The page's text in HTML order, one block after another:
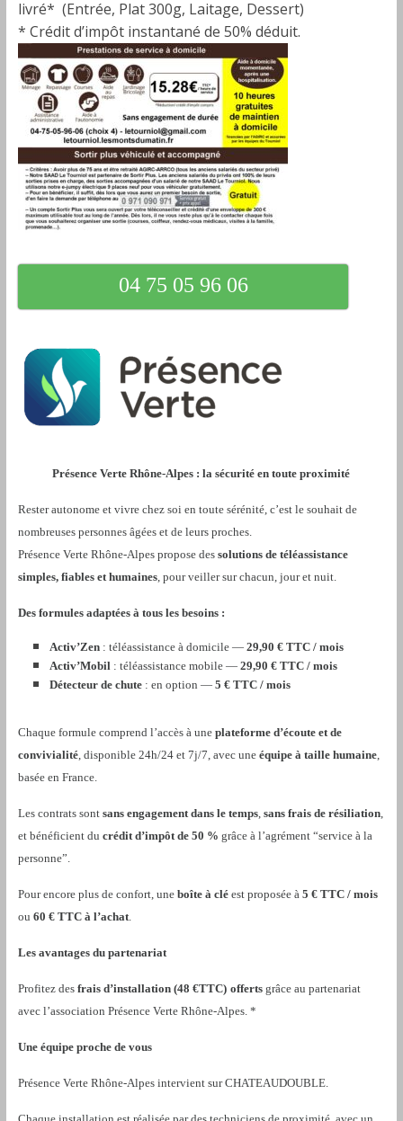
livré* (Entrée, Plat 300g, Laitage, Dessert)
* Crédit d’impôt instantané de 50% déduit.
04 75 05 96 06
Présence Verte Rhône-Alpes : la sécurité en toute proximité
Rester autonome et vivre chez soi en toute sérénité, c’est le souhait de
nombreuses personnes âgées et de leurs proches.
Présence Verte Rhône-Alpes propose des solutions de téléassistance
simples, fiables et humaines, pour veiller sur chacun, jour et nuit.
Des formules adaptées à tous les besoins :
Activ’Zen: téléassistance à domicile — 29,90 € TTC / mois
Activ’Mobil : téléassistance mobile — 29,90 € TTC / mois
Détecteur de chute: en option — 5 € TTC / mois
Chaque formule comprend l’accès à une plateforme d’écoute et de
convivialité, disponible 24h/24 et 7j/7, avec une équipe à taille humaine,
basée en France.
Les contrats sont sans engagement dans le temps, sans frais de résiliation,
et bénéficient du crédit d’impôt de 50 % grâce à l’agrément “service à la
personne”.
Pour encore plus de confort, une boîte à cléest proposée à 5 € TTC / mois
ou 60 € TTC à l’achat.
Les avantages du partenariat
Profitez des frais d’installation (48 €TTC) offertsgrâce au partenariat
avec l’association Présence Verte Rhône-Alpes. *
Une équipe proche de vous
Présence Verte Rhône-Alpes intervient sur CHATEAUDOUBLE.